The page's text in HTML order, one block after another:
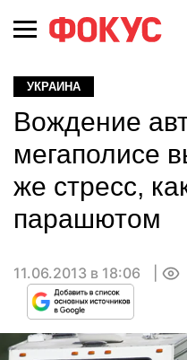
УКРАИНА
Вождение
мегаполисе
же стресс,
парашютом
11.06.2013 в 18:06